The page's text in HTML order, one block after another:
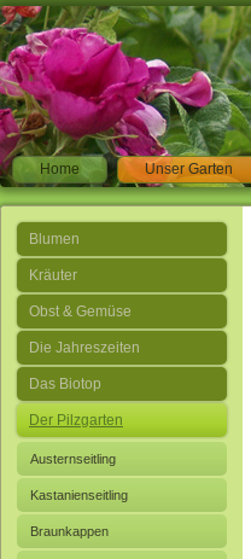
Home Unser Garten
Blumen
Kräuter
Obst & Gemüse
Die Jahreszeiten
Das Biotop
Der Pilzgarten
Austernseitling
Kastanienseitling
Braunkappen